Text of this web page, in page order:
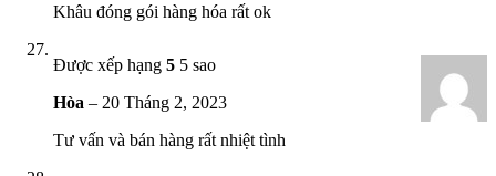
Khâu đóng gói hàng hóa rất ok
Được xếp hạng 5 5 sao
Hòa – 20 Tháng 2, 2023
Tư vấn và bán hàng rất nhiệt tình